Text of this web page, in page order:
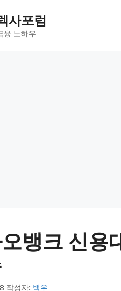
사포럼
융 노하우
뱅크 신용
작성자: 백우